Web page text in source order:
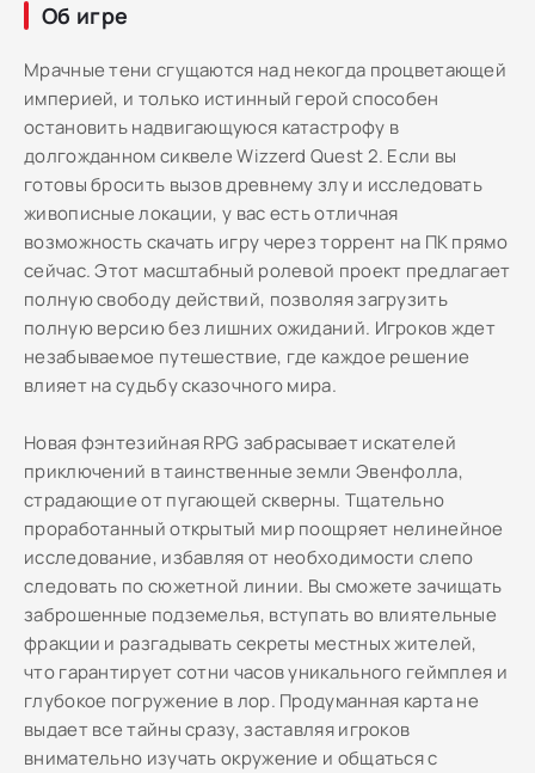
Об игре
Мрачные тени сгущаются над некогда процветающей
империей, и только истинный герой способен
остановить надвигающуюся катастрофу в
долгожданном сиквеле Wizzerd Quest 2. Если вы
готовы бросить вызов древнему злу и исследовать
живописные локации, у вас есть отличная
возможность скачать игру через торрент на ПК прямо
сейчас. Этот масштабный ролевой проект предлагает
полную свободу действий, позволяя загрузить
полную версию без лишних ожиданий. Игроков ждет
незабываемое путешествие, где каждое решение
влияет на судьбу сказочного мира.
Новая фэнтезийная RPG забрасывает искателей
приключений в таинственные земли Эвенфолла,
страдающие от пугающей скверны. Тщательно
проработанный открытый мир поощряет нелинейное
исследование, избавляя от необходимости слепо
следовать по сюжетной линии. Вы сможете зачищать
заброшенные подземелья, вступать во влиятельные
фракции и разгадывать секреты местных жителей,
что гарантирует сотни часов уникального геймплея и
глубокое погружение в лор. Продуманная карта не
выдает все тайны сразу, заставляя игроков
внимательно изучать окружение и общаться с